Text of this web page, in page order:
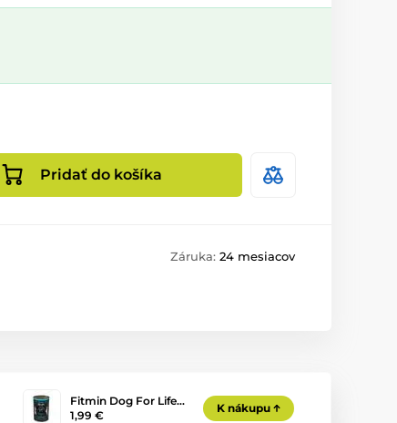
Pridať do košíka
Záruka: 24 mesiacov
Fitmin Dog For Life…
1,99 €
K nákupu